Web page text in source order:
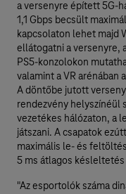
a versenyre épített 5G-
1,1 Gbps becsült
kapcsolaton lehet majd
ellátogatni a versenyre,
PS5-konzolokon
valamint a VR arénában
A döntőbe jutott
rendezvény helyszínéül
vezetékes hálózaton, a
játszani. A csapatok
maximális le- és
5 ms átlagos
"Az esportolók száma